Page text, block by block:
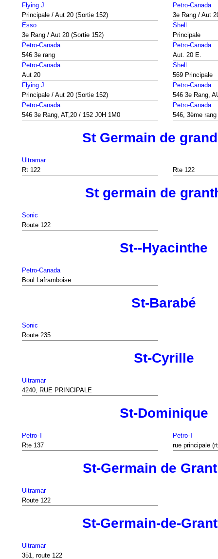
Flying J
Principale / Aut 20 (Sortie 152)
Petro-Canada
3e Rang / Aut
Esso
3e Rang / Aut 20 (Sortie 152)
Shell
Principale
Petro-Canada
546 3e rang
Petro-Canada
Aut. 20 E.
Petro-Canada
Aut 20
Shell
569 Principale
Flying J
Principale / Aut 20 (Sortie 152)
Petro-Canada
546 3e Rang,
Petro-Canada
546 3e Rang, AT,20 / 152 J0H 1M0
Petro-Canada
546, 3ème rang
St Germain de
Ultramar
Rt 122
Rte 122
St germain de
Sonic
Route 122
St--Hyacinthe
Petro-Canada
Boul Laframboise
St-Barabé
Sonic
Route 235
St-Cyrille
Ultramar
4240, RUE PRINCIPALE
St-Dominique
Petro-T
Rte 137
Petro-T
rue principale
St-Germain de
Ultramar
Route 122
St-Germain-de-
Ultramar
351, route 122